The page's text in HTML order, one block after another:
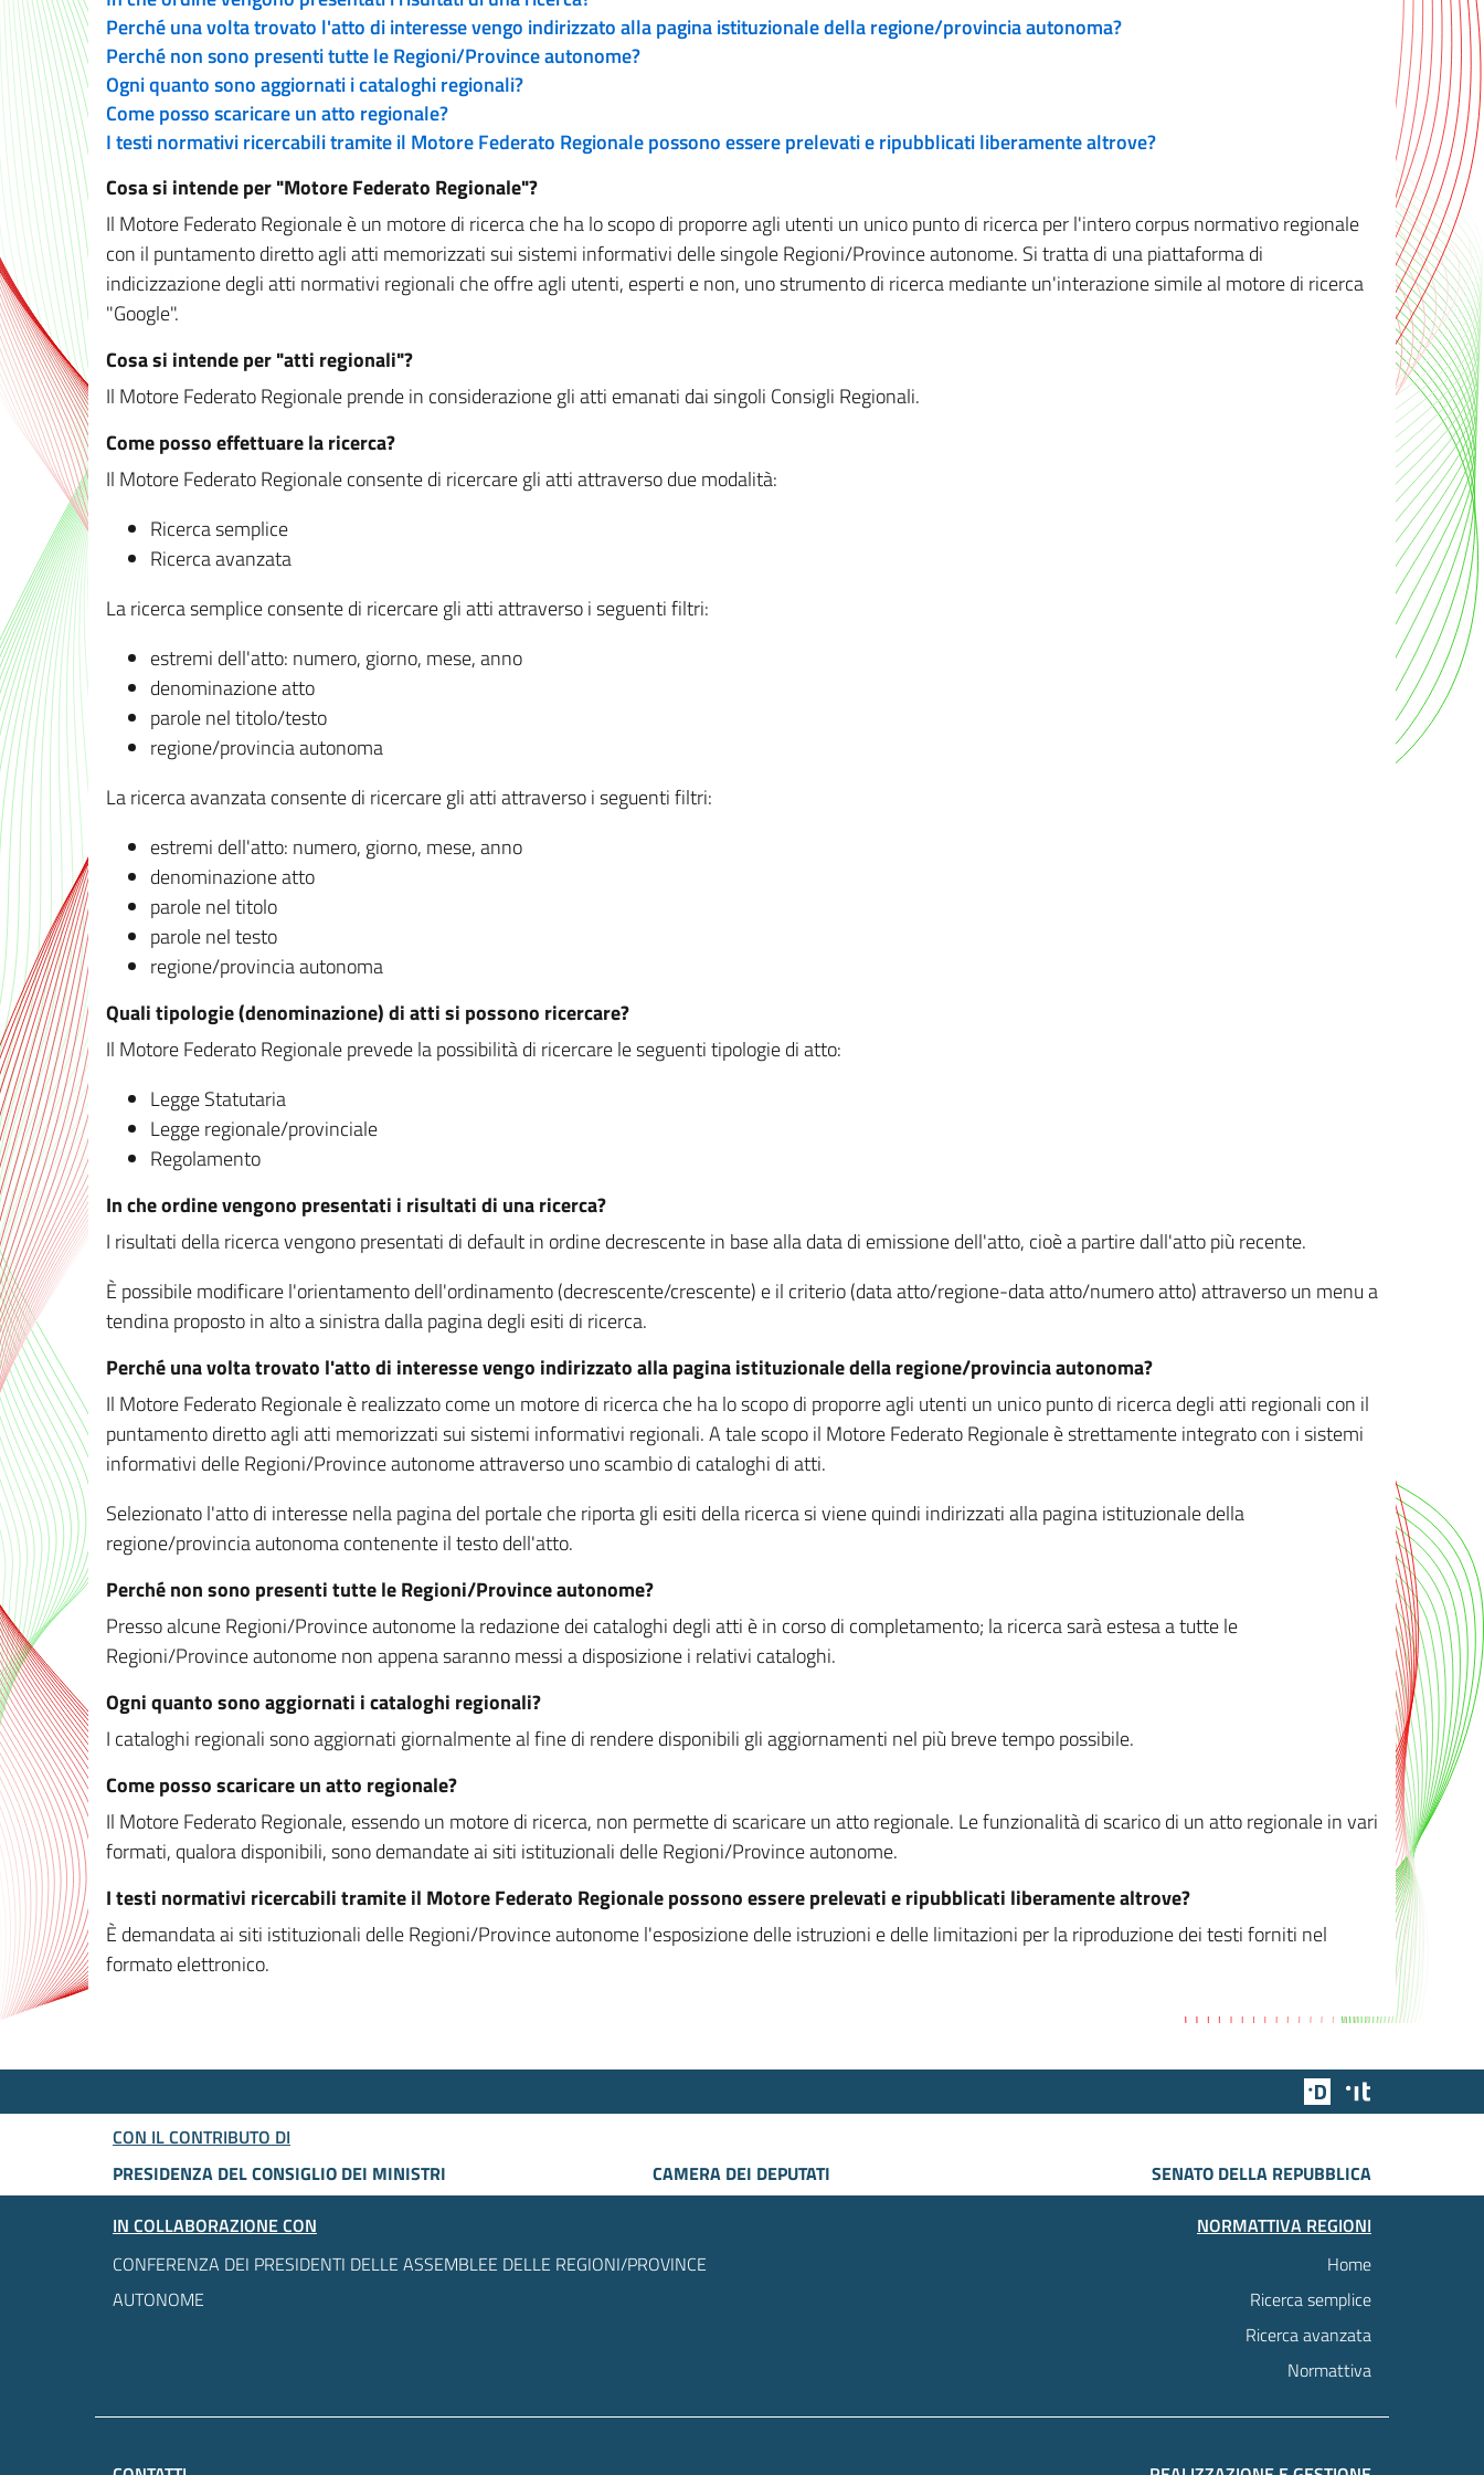
Perché una volta trovato l'atto di interesse vengo indirizzato alla pagina istituzionale della regione/provincia autonoma?
Perché non sono presenti tutte le Regioni/Province autonome?
Ogni quanto sono aggiornati i cataloghi regionali?
Come posso scaricare un atto regionale?
I testi normativi ricercabili tramite il Motore Federato Regionale possono essere prelevati e ripubblicati liberamente altrove?
Cosa si intende per "Motore Federato Regionale"?
Il Motore Federato Regionale è un motore di ricerca che ha lo scopo di proporre agli utenti un unico punto di ricerca per l'intero corpus normativo regionale
con il puntamento diretto agli atti memorizzati sui sistemi informativi delle singole Regioni/Province autonome. Si tratta di una piattaforma di
indicizzazione degli atti normativi regionali che offre agli utenti, esperti e non, uno strumento di ricerca mediante un'interazione simile al motore di ricerca
"Google".
Cosa si intende per "atti regionali"?
Il Motore Federato Regionale prende in considerazione gli atti emanati dai singoli Consigli Regionali.
Come posso effettuare la ricerca?
Il Motore Federato Regionale consente di ricercare gli atti attraverso due modalità:
Ricerca semplice
Ricerca avanzata
La ricerca semplice consente di ricercare gli atti attraverso i seguenti filtri:
estremi dell'atto: numero, giorno, mese, anno
denominazione atto
parole nel titolo/testo
regione/provincia autonoma
La ricerca avanzata consente di ricercare gli atti attraverso i seguenti filtri:
estremi dell'atto: numero, giorno, mese, anno
denominazione atto
parole nel titolo
parole nel testo
regione/provincia autonoma
Quali tipologie (denominazione) di atti si possono ricercare?
Il Motore Federato Regionale prevede la possibilità di ricercare le seguenti tipologie di atto:
Legge Statutaria
Legge regionale/provinciale
Regolamento
In che ordine vengono presentati i risultati di una ricerca?
I risultati della ricerca vengono presentati di default in ordine decrescente in base alla data di emissione dell'atto, cioè a partire dall'atto più recente.
È possibile modificare l'orientamento dell'ordinamento (decrescente/crescente) e il criterio (data atto/regione-data atto/numero atto) attraverso un menu a
tendina proposto in alto a sinistra dalla pagina degli esiti di ricerca.
Perché una volta trovato l'atto di interesse vengo indirizzato alla pagina istituzionale della regione/provincia autonoma?
Il Motore Federato Regionale è realizzato come un motore di ricerca che ha lo scopo di proporre agli utenti un unico punto di ricerca degli atti regionali con il
puntamento diretto agli atti memorizzati sui sistemi informativi regionali. A tale scopo il Motore Federato Regionale è strettamente integrato con i sistemi
informativi delle Regioni/Province autonome attraverso uno scambio di cataloghi di atti.
Selezionato l'atto di interesse nella pagina del portale che riporta gli esiti della ricerca si viene quindi indirizzati alla pagina istituzionale della
regione/provincia autonoma contenente il testo dell'atto.
Perché non sono presenti tutte le Regioni/Province autonome?
Presso alcune Regioni/Province autonome la redazione dei cataloghi degli atti è in corso di completamento; la ricerca sarà estesa a tutte le
Regioni/Province autonome non appena saranno messi a disposizione i relativi cataloghi.
Ogni quanto sono aggiornati i cataloghi regionali?
I cataloghi regionali sono aggiornati giornalmente al fine di rendere disponibili gli aggiornamenti nel più breve tempo possibile.
Come posso scaricare un atto regionale?
Il Motore Federato Regionale, essendo un motore di ricerca, non permette di scaricare un atto regionale. Le funzionalità di scarico di un atto regionale in vari
formati, qualora disponibili, sono demandate ai siti istituzionali delle Regioni/Province autonome.
I testi normativi ricercabili tramite il Motore Federato Regionale possono essere prelevati e ripubblicati liberamente altrove?
È demandata ai siti istituzionali delle Regioni/Province autonome l'esposizione delle istruzioni e delle limitazioni per la riproduzione dei testi forniti nel
formato elettronico.
Team Digitale
CON IL CONTRIBUTO DI
PRESIDENZA DEL CONSIGLIO DEI MINISTRI
CAMERA DEI DEPUTATI
SENATO DELLA REPUBBLICA
IN COLLABORAZIONE CON
CONFERENZA DEI PRESIDENTI DELLE ASSEMBLEE DELLE REGIONI/PROVINCE
AUTONOME
NORMATTIVA REGIONI
Home
Ricerca semplice
Ricerca avanzata
Normattiva